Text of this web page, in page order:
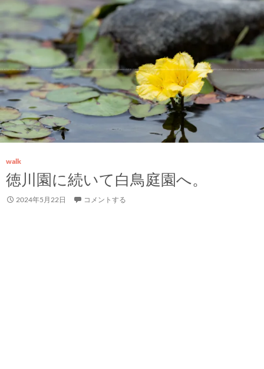
walk
徳川園に続いて白鳥庭園へ。
2024年5月22日 コメントする